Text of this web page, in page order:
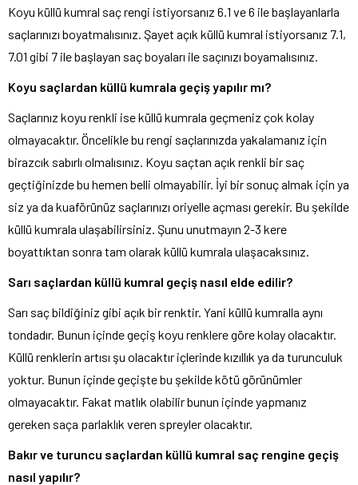
Koyu küllü kumral saç rengi istiyorsanız 6.1 ve 6 ile başlayanlarla
saçlarınızı boyatmalısınız. Şayet açık küllü kumral istiyorsanız 7.1,
7.01 gibi 7 ile başlayan saç boyaları ile saçınızı boyamalısınız.
Koyu saçlardan küllü kumrala geçiş yapılır mı?
Saçlarınız koyu renkli ise küllü kumrala geçmeniz çok kolay
olmayacaktır. Öncelikle bu rengi saçlarınızda yakalamanız için
birazcık sabırlı olmalısınız. Koyu saçtan açık renkli bir saç
geçtiğinizde bu hemen belli olmayabilir. İyi bir sonuç almak için ya
siz ya da kuaförünüz saçlarınızı oriyelle açması gerekir. Bu şekilde
küllü kumrala ulaşabilirsiniz. Şunu unutmayın 2-3 kere
boyattıktan sonra tam olarak küllü kumrala ulaşacaksınız.
Sarı saçlardan küllü kumral geçiş nasıl elde edilir?
Sarı saç bildiğiniz gibi açık bir renktir. Yani küllü kumralla aynı
tondadır. Bunun içinde geçiş koyu renklere göre kolay olacaktır.
Küllü renklerin artısı şu olacaktır içlerinde kızıllık ya da turunculuk
yoktur. Bunun içinde geçişte bu şekilde kötü görünümler
olmayacaktır. Fakat matlık olabilir bunun içinde yapmanız
gereken saça parlaklık veren spreyler olacaktır.
Bakır ve turuncu saçlardan küllü kumral saç rengine geçiş
nasıl yapılır?